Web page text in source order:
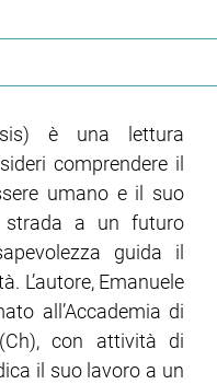
è una lettura
comprendere il
umano e il suo
a un futuro
guida il
L’autore, Emanuele
all’Accademia di
con attività di
il suo lavoro a un